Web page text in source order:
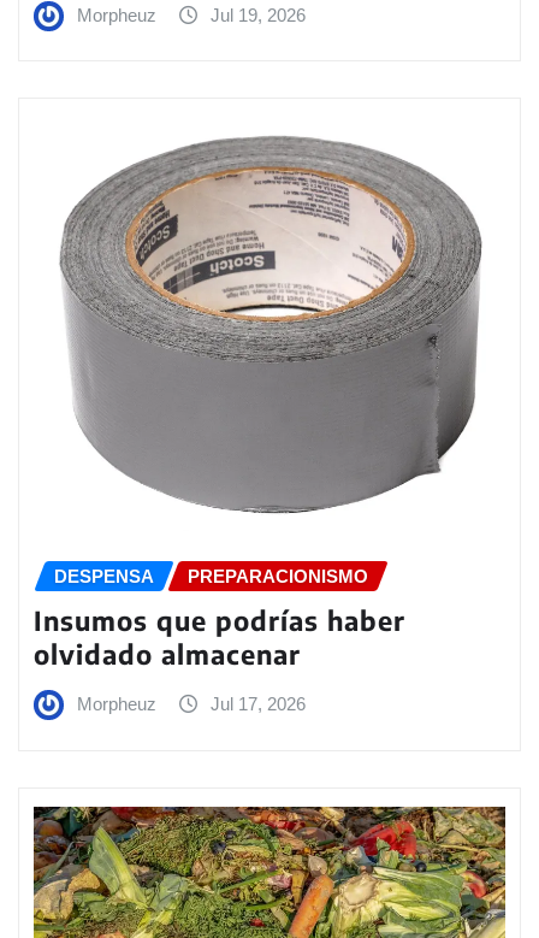
Morpheuz Jul 19, 2026
DESPENSA PREPARACIONISMO
Insumos que podrías haber
olvidado almacenar
Morpheuz Jul 17, 2026